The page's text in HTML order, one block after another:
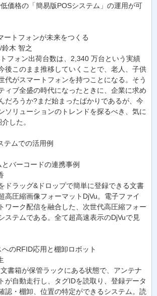
価格の「簡易版POSシステム」の運用が可
ートフォンが未来をつくる
木 智之
フォン出荷台数は、2,340 万台という実績
後このまま推移していくことで、老人、子供
代がスマートフォンを持つことになる。そう
ィブ全盛の時代になったときに、企業に求め
だろうか?まだ始まったばかりであるが、今
ソリューションのトレンドを探るべき、気に
した。
テムでの活用例
バーコードの連携事例
ドラッグ&ドロップで簡単に登録できる文書
高圧縮画像フォーマットDjVu。電子ファイ
ワーク配信を融合した、次世代高圧縮フォー
ステムである。全て超高速表示のDjVuで見
のRFID応用と棚卸ロボット
書箱が保管ラックにある状態で、アンテナ
が自動走行し、タグIDを読取り、登録データ
認・棚卸、位置の特定ができるシステム。読